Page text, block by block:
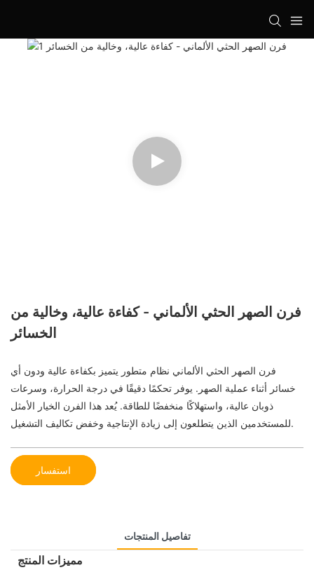
فرن الصهر الحثي الألماني - كفاءة عالية، وخالية من
الخسائر
فرن الصهر الحثي الألماني نظام متطور يتميز بكفاءة عالية ودون أي
خسائر أثناء عملية الصهر. يوفر تحكمًا دقيقًا في درجة الحرارة، وسرعات
ذوبان عالية، واستهلاكًا منخفضًا للطاقة. يُعد هذا الفرن الخيار الأمثل
للمستخدمين الذين يتطلعون إلى زيادة الإنتاجية وخفض تكاليف التشغيل.
استفسار
تفاصيل المنتجات
مميزات المنتج